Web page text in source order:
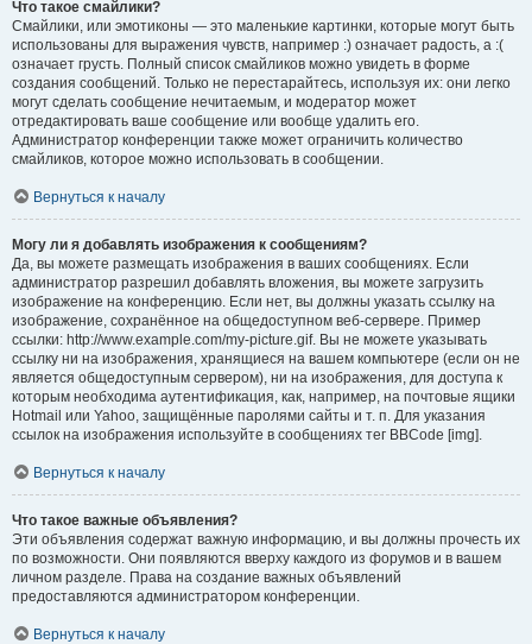
Что такое смайлики?
Смайлики, или эмотиконы — это маленькие картинки, которые могут быть
использованы для выражения чувств, например :) означает радость, а :(
означает грусть. Полный список смайликов можно увидеть в форме
создания сообщений. Только не перестарайтесь, используя их: они легко
могут сделать сообщение нечитаемым, и модератор может
отредактировать ваше сообщение или вообще удалить его.
Администратор конференции также может ограничить количество
смайликов, которое можно использовать в сообщении.
Вернуться к началу
Могу ли я добавлять изображения к сообщениям?
Да, вы можете размещать изображения в ваших сообщениях. Если
администратор разрешил добавлять вложения, вы можете загрузить
изображение на конференцию. Если нет, вы должны указать ссылку на
изображение, сохранённое на общедоступном веб-сервере. Пример
ссылки: http://www.example.com/my-picture.gif. Вы не можете указывать
ссылку ни на изображения, хранящиеся на вашем компьютере (если он не
является общедоступным сервером), ни на изображения, для доступа к
которым необходима аутентификация, как, например, на почтовые ящики
Hotmail или Yahoo, защищённые паролями сайты и т. п. Для указания
ссылок на изображения используйте в сообщениях тег BBCode [img].
Вернуться к началу
Что такое важные объявления?
Эти объявления содержат важную информацию, и вы должны прочесть их
по возможности. Они появляются вверху каждого из форумов и в вашем
личном разделе. Права на создание важных объявлений
предоставляются администратором конференции.
Вернуться к началу